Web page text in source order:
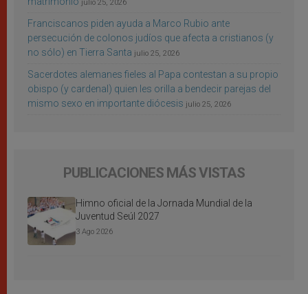
julio 25, 2026
Franciscanos piden ayuda a Marco Rubio ante
persecución de colonos judíos que afecta a cristianos (y
no sólo) en Tierra Santa julio 25, 2026
Sacerdotes alemanes fieles al Papa contestan a su propio
obispo (y cardenal) quien les orilla a bendecir parejas del
mismo sexo en importante diócesis julio 25, 2026
PUBLICACIONES MÁS VISTAS
Himno oficial de la Jornada Mundial de la
Juventud Seúl 2027
3 Ago 2026